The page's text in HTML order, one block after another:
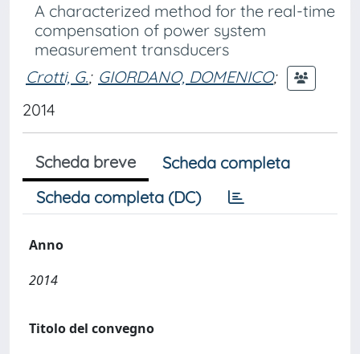
A characterized method for the real-time
compensation of power system
measurement transducers
Crotti, G.; GIORDANO, DOMENICO;
2014
Scheda breve
Scheda completa
Scheda completa (DC)
Anno
2014
Titolo del convegno